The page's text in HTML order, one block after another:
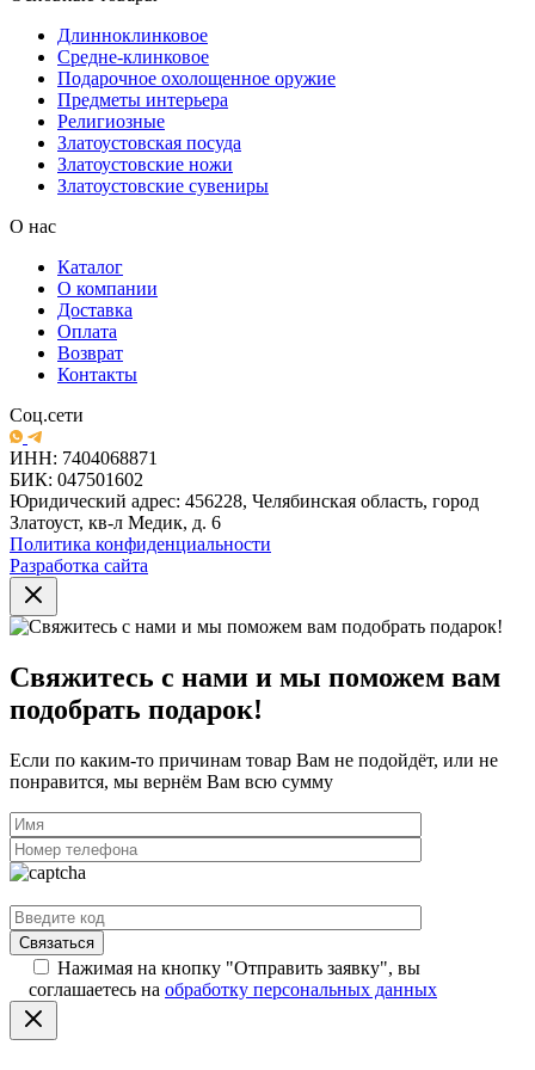
Длинноклинковое
Средне-клинковое
Подарочное охолощенное оружие
Предметы интерьера
Религиозные
Златоустовская посуда
Златоустовские ножи
Златоустовские сувениры
О нас
Каталог
О компании
Доставка
Оплата
Возврат
Контакты
Соц.сети
ИНН: 7404068871
БИК: 047501602
Юридический адрес: 456228, Челябинская область, город
Златоуст, кв-л Медик, д. 6
Политика конфиденциальности
Разработка сайта
Свяжитесь с нами и мы поможем вам
подобрать подарок!
Если по каким-то причинам товар Вам не подойдёт, или не
понравится, мы вернём Вам всю сумму
Нажимая на кнопку "Отправить заявку", вы
соглашаетесь на обработку персональных данных